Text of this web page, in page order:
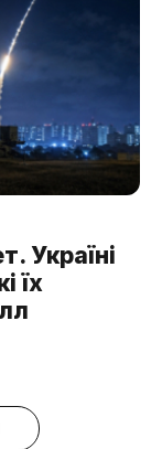
Україні
їх